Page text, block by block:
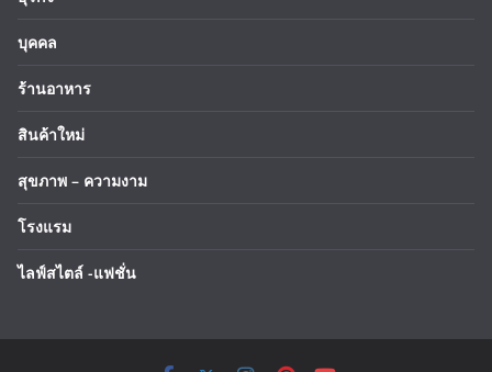
บุคคล
ร้านอาหาร
สินค้าใหม่
สุขภาพ – ความงาม
โรงแรม
ไลฟ์สไตล์ -แฟชั่น